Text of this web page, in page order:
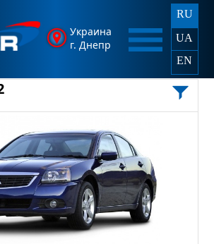
Украина
г. Днепр
RU
UA
EN